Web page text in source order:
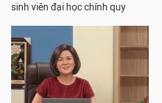
sinh viên đại học chính quy